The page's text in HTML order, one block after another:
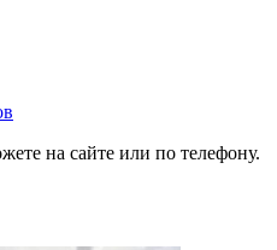
на сайте или по телефону.